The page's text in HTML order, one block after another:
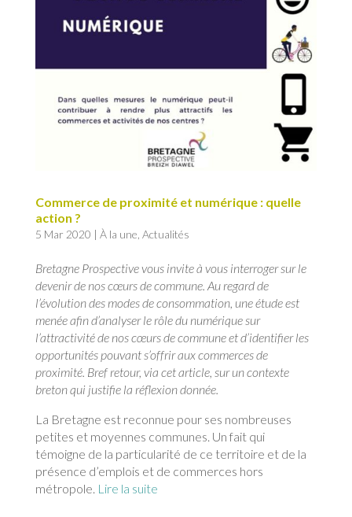
Commerce de proximité et numérique : quelle
action ?
5 Mar 2020 | À la une Actualités
Bretagne Prospective vous invite à vous interroger sur le
devenir de nos cœurs de commune. Au regard de
l’évolution des modes de consommation, une étude est
menée afin d’analyser le rôle du numérique sur
l’attractivité de nos cœurs de commune et d’identifier les
opportunités pouvant s’offrir aux commerces de
proximité. Bref retour, via cet article, sur un contexte
breton qui justifie la réflexion donnée.
La Bretagne est reconnue pour ses nombreuses
petites et moyennes communes. Un fait qui
témoigne de la particularité de ce territoire et de la
présence d’emplois et de commerces hors
métropole. Lire la suite